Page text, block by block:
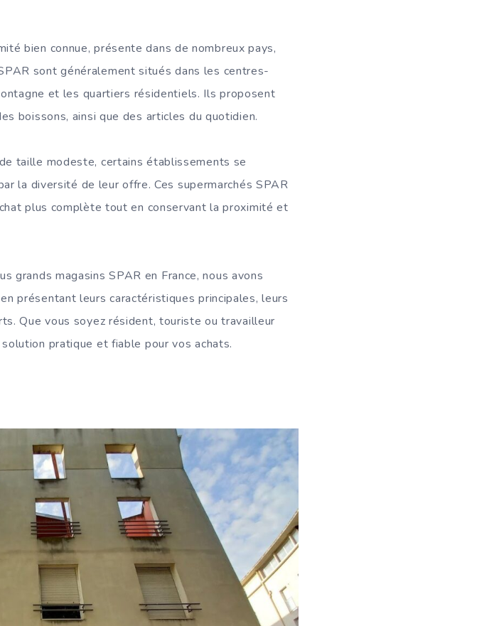
bien connue, présente dans de nombreux pays,
sont généralement situés dans les centres-
et les quartiers résidentiels. Ils proposent
boissons, ainsi que des articles du quotidien.
taille modeste, certains établissements se
la diversité de leur offre. Ces supermarchés SPAR
plus complète tout en conservant la proximité et
grands magasins SPAR en France, nous avons
présentant leurs caractéristiques principales, leurs
Que vous soyez résident, touriste ou travailleur
pratique et fiable pour vos achats.